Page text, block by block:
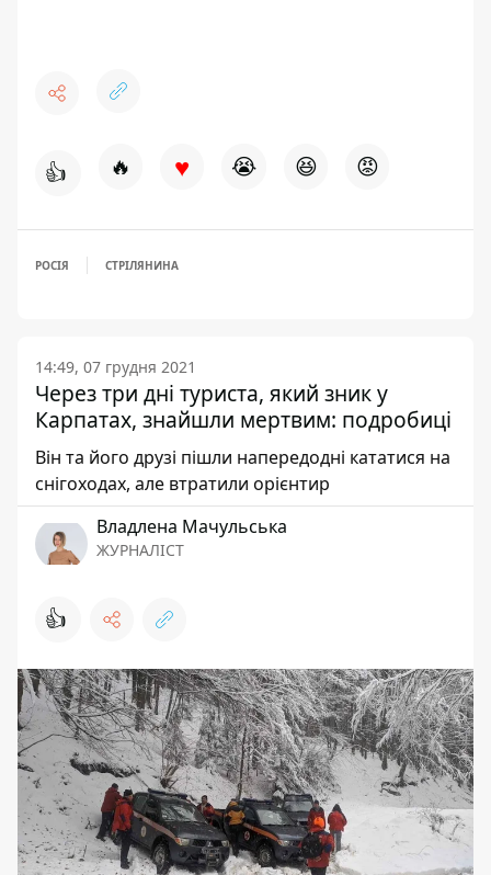
👍 🔥 ♥ 😭 😆 😡
РОСІЯ СТРІЛЯНИНА
14:49, 07 грудня 2021
Через три дні туриста, який зник у
Карпатах, знайшли мертвим: подробиці
Він та його друзі пішли напередодні кататися на
снігоходах, але втратили орієнтир
Владлена Мачульська
ЖУРНАЛІСТ
👍